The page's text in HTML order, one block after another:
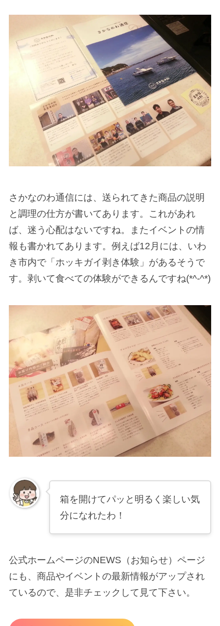
さかなのわ通信には、送られてきた商品の説明
と調理の仕方が書いてあります。これがあれ
ば、迷う心配はないですね。またイベントの情
報も書かれてあります。例えば12月には、いわ
き市内で「ホッキガイ剥き体験」があるそうで
す。剥いて食べての体験ができるんですね(*^-^*)
箱を開けてパッと明るく楽しい気
分になれたわ！
公式ホームページのNEWS（お知らせ）ページ
にも、商品やイベントの最新情報がアップされ
ているので、是非チェックして見て下さい。